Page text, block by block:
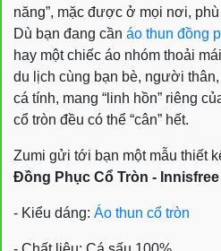
năng”, mặc được ở mọi nơi,
Dù bạn đang cần áo thun đồng
hay một chiếc áo nhóm thoải
du lịch cùng bạn bè, người
cá tính, mang “linh hồn” riêng
cổ tròn đều có thể “cân” hết.
Zumi gửi tới bạn một mẫu thiết
Đồng Phục Cổ Tròn - Innisfree
- Kiểu dáng: Áo thun cổ tròn